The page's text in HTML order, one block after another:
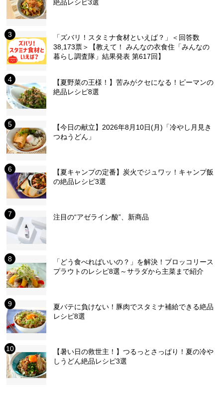
絶品レシピ3選
「ズバリ！スタミナ食材といえば？」＜回答数
38,173票＞【教えて！ みんなの衣食住「みんなの
暮らし調査隊」結果発表 第617回】
【夏野菜の王様！】苦みがクセになる！ピーマンの
絶品レシピ8選
【今日の献立】2026年8月10日(月)「冷やし月見き
つねうどん」
【夏キャンプの定番】炭火でジュワッ！キャンプ飯
の絶品レシピ3選
注目の“アゼライン酸”、新商品
「どう食べればいいの？」を解決！ブロッコリース
プラウトのレシピ8選～サラダから主菜まで紹介
夏バテに負けない！豚肉でスタミナ補給できる絶品
レシピ8選
【暑い日の救世主！】つるっとさっぱり！夏の冷や
しうどん絶品レシピ3選